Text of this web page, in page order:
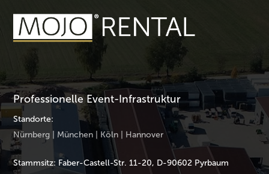
Professionelle Event-Infrastruktur
Standorte:
Nürnberg | München | Köln | Hannover
Stammsitz: Faber-Castell-Str. 11-20, D-90602 Pyrbaum